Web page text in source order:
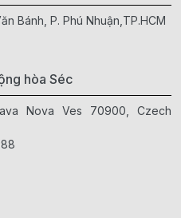
Bánh, P. Phú Nhuận,TP.HCM
hòa Séc
Nova Ves 70900, Czech